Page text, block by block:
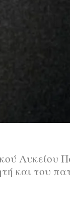
Λυκείου
και του